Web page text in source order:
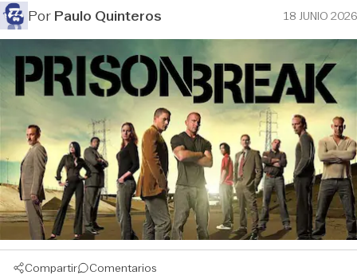
PorPaulo Quinteros 18 JUNIO 2026
Compartir Comentarios